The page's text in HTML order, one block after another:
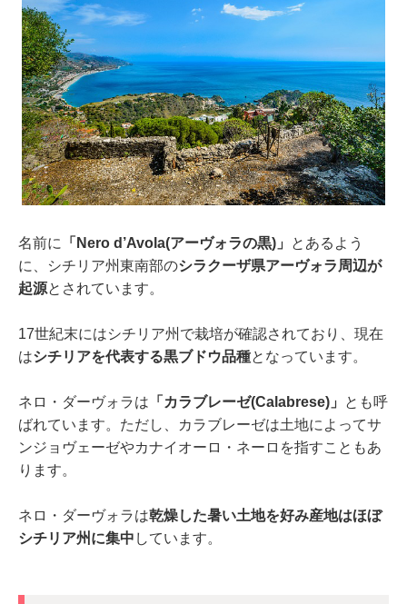
名前に 「Nero d’Avola(アーヴォラの黒)」
とあるよう
に、シチリア州東南部のシラクーザ県アーヴォラ周辺が
起源とされています。
17世紀末にはシチリア州で栽培が確認されており、現在
はシチリアを代表する黒ブドウ品種となっています。
ネロ・ダーヴォラは 「カラブレーゼ(Calabrese)」
とも呼
ばれています。ただし、カラブレーゼは土地によってサ
ンジョヴェーゼやカナイオーロ・ネーロを指すこともあ
ります。
ネロ・ダーヴォラは乾燥した暑い土地を好み産地はほぼ
シチリア州に集中 しています。